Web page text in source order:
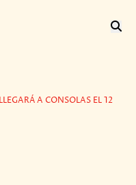
A CONSOLAS EL 12